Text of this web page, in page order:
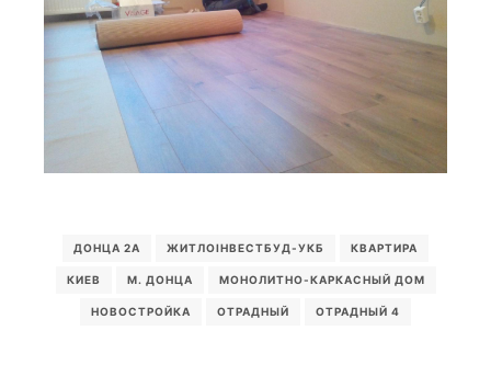
ДОНЦА 2А ЖИТЛОІНВЕСТБУД-УКБ КВАРТИРА
КИЕВ М. ДОНЦА МОНОЛИТНО-КАРКАСНЫЙ ДОМ
НОВОСТРОЙКА ОТРАДНЫЙ ОТРАДНЫЙ 4